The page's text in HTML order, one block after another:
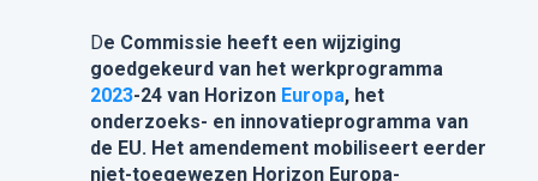
De Commissie heeft een wijziging
goedgekeurd van het werkprogramma
2023-24 van Horizon Europa, het
onderzoeks- en innovatieprogramma van
de EU. Het amendement mobiliseert eerder
niet-toegewezen Horizon Europa-